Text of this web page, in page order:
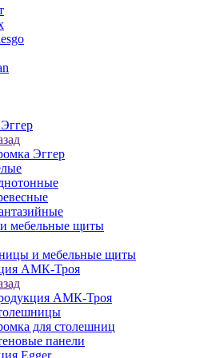
Эггер
мебельные щиты
и мебельные щиты
АМК-Троя
АМК-Троя
для столешниц
панели
Egger